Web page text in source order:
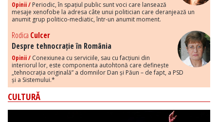
Opinii / Periodic, în spațiul public sunt voci care lansează
mesaje xenofobe la adresa câte unui politician care deranjează un
anumit grup politico-mediatic, într-un anumit moment.
Rodica Culcer
Despre tehnocrație în România
Opinii / Conexiunea cu serviciile, sau cu facțiuni din
interiorul lor, este componenta autohtonă care definește
„tehnocrația originală” a domnilor Dan și Păun – de fapt, a PSD
și a Sistemului.*
CULTURĂ